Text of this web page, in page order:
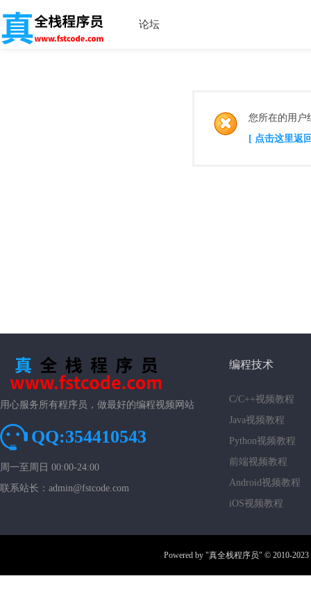
论坛
您所在的用户
[ 点击这里返
用心服务所有程序员，做最好的编程视频网站
QQ:354410543
周一至周日 00:00-24:00
联系站长：admin@fstcode.com
编程技术
C/C++视频教程
Java视频教程
Python视频教程
前端视频教程
Android视频教程
iOS视频教程
Powered by "真全栈程序员" © 2010-2023